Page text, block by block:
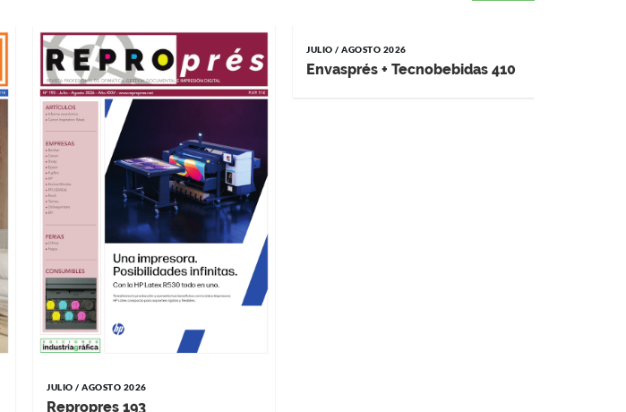
JULIO / AGOSTO 2026
Repropres 193
JULIO / AGOSTO 2026
Envasprés + Tecnobebidas 410